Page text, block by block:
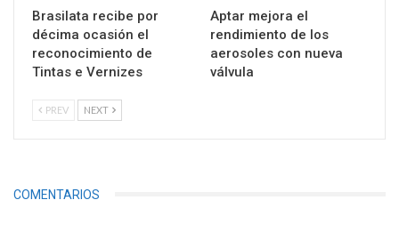
Brasilata recibe por
décima ocasión el
reconocimiento de
Tintas e Vernizes
Aptar mejora el
rendimiento de los
aerosoles con nueva
válvula
PREV NEXT
COMENTARIOS